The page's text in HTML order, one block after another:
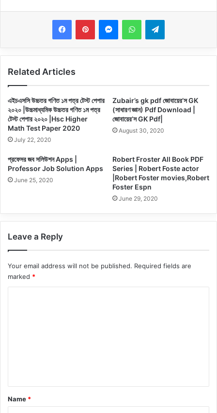
MessengerWhatsAppTelegram
Related Articles
এইচএসসি উচ্চতর গণিত ১ম পত্র টেস্ট পেপার
২০২০ |উচ্চমাধ্যমিক উচ্চতর গণিত ১ম পত্র
টেস্ট পেপার ২০২০ |Hsc Higher
Math Test Paper 2020
July 22, 2020
Zubair’s gk pdf জোবায়ের’স GK
(সাধারণ জ্ঞান) Pdf Download |
জোবায়ের’স GK Pdf|
August 30, 2020
প্রফেসর জব সলিউশন Apps |
Professor Job Solution Apps
June 25, 2020
Robert Froster All Book PDF
Series | Robert Foste actor
|Robert Foster movies,Robert
Foster Espn
June 29, 2020
Leave a Reply
Your email address will not be published. Required fields are
marked *
*
Name *